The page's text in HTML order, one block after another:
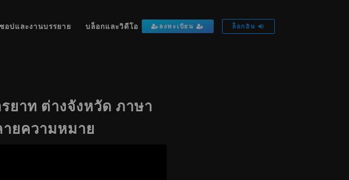
อปและงานบรรยาย บล็อกและวิดีโอ ลงทะเบียน ล็อกอิน
ยาท ต่างจังหวัด ภาษา
ายความหมาย